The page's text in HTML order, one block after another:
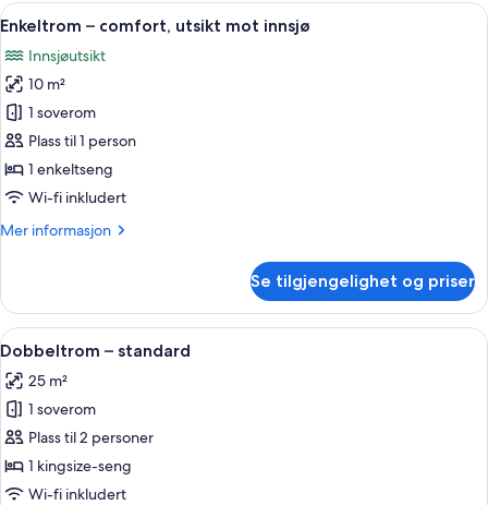
Åpne
alle
bildene
av
Enkeltrom
–
comfort,
utsikt
innsjø
Safe på rommet, skrivebord og
5
Enkeltrom – comfort, utsikt mot innsjø
Innsjøutsikt
10 m²
1 soverom
Plass til 1 person
1 enkeltseng
Wi-fi inkludert
Mer informasjon
Mer
–
comfort,
utsikt
innsjø
Se tilgjengelighet og priser
Åpne
alle
bildene
av
Dobbeltrom
–
standard
Safe på rommet, skrivebord og
4
Dobbeltrom – standard
25 m²
1 soverom
Plass til 2 personer
1 kingsize-seng
Wi-fi inkludert